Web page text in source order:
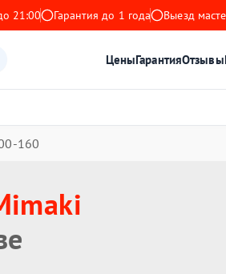
21:00 Гарантия до 1 года Выезд
ЦеныГарантияОтзывы
160